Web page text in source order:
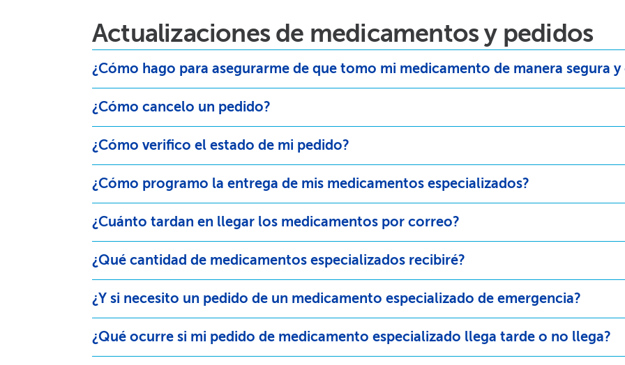
Actualizaciones de medicamentos y pedidos​​
¿Cómo hago para asegurarme de que tomo mi medicamento de manera segura
¿Cómo cancelo un pedido?​​
¿Cómo verifico el estado de mi pedido?​​
¿Cómo programo la entrega de mis medicamentos especializados?​​
¿Cuánto tardan en llegar los medicamentos por correo?​​
¿Qué cantidad de medicamentos especializados recibiré?​​
¿Y si necesito un pedido de un medicamento especializado de emergencia?​​
¿Qué ocurre si mi pedido de medicamento especializado llega tarde o no llega?​​